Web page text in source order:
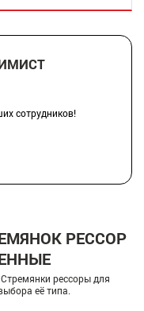
сотрудников!
РЕССОР
рессоры для
её типа.